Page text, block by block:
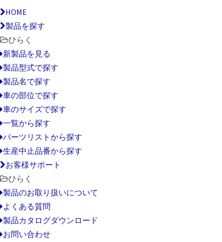
HOME
製品を探す
ひらく
新製品を見る
製品型式で探す
製品名で探す
車の部位で探す
車のサイズで探す
一覧から探す
パーツリストから探す
生産中止品番から探す
お客様サポート
ひらく
製品のお取り扱いについて
よくある質問
製品カタログダウンロード
お問い合わせ